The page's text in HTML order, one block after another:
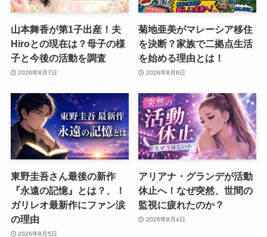
山本舞香が第1子出産！夫
Hiroとの現在は？母子の様
子と今後の活動を調査
2026年8月7日
菊地亜美がマレーシア移住
を決断？家族で二拠点生活
を始める理由とは！
2026年8月6日
東野圭吾さん最後の新作
『永遠の記憶』とは？、！
ガリレオ最新作にファン涙
の理由
2026年8月5日
アリアナ・グランデが活動
休止へ！なぜ突然、世間の
監視に疲れたのか？
2026年8月4日